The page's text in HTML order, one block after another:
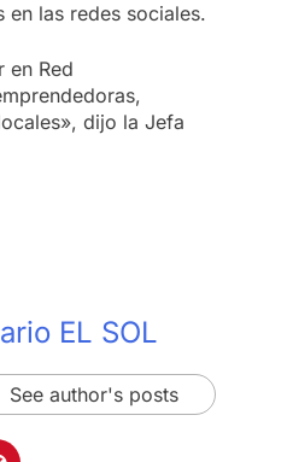
las redes sociales.
dijo la Jefa
EL SOL
See author's posts